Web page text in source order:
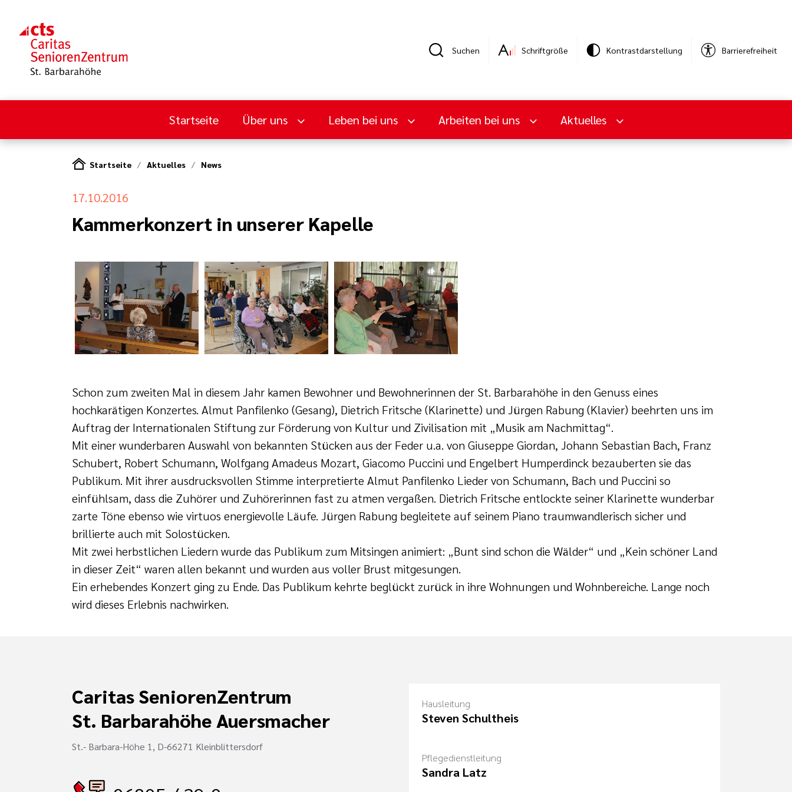
Suchen Schriftgröße Kontrastdarstellung Barrierefreiheit
Startseite Über uns Leben bei uns Arbeiten bei uns Aktuelles
Startseite Aktuelles News
17.10.2016
Kammerkonzert in unserer Kapelle
Schon zum zweiten Mal in diesem Jahr kamen Bewohner und Bewohnerinnen der St. Barbarahöhe in den Genuss eines
hochkarätigen Konzertes. Almut Panfilenko (Gesang), Dietrich Fritsche (Klarinette) und Jürgen Rabung (Klavier) beehrten uns im
Auftrag der Internationalen Stiftung zur Förderung von Kultur und Zivilisation mit „Musik am Nachmittag“.
Mit einer wunderbaren Auswahl von bekannten Stücken aus der Feder u.a. von Giuseppe Giordan, Johann Sebastian Bach, Franz
Schubert, Robert Schumann, Wolfgang Amadeus Mozart, Giacomo Puccini und Engelbert Humperdinck bezauberten sie das
Publikum. Mit ihrer ausdrucksvollen Stimme interpretierte Almut Panfilenko Lieder von Schumann, Bach und Puccini so
einfühlsam, dass die Zuhörer und Zuhörerinnen fast zu atmen vergaßen. Dietrich Fritsche entlockte seiner Klarinette wunderbar
zarte Töne ebenso wie virtuos energievolle Läufe. Jürgen Rabung begleitete auf seinem Piano traumwandlerisch sicher und
brillierte auch mit Solostücken.
Mit zwei herbstlichen Liedern wurde das Publikum zum Mitsingen animiert: „Bunt sind schon die Wälder“ und „Kein schöner Land
in dieser Zeit“ waren allen bekannt und wurden aus voller Brust mitgesungen.
Ein erhebendes Konzert ging zu Ende. Das Publikum kehrte beglückt zurück in ihre Wohnungen und Wohnbereiche. Lange noch
wird dieses Erlebnis nachwirken.
Caritas SeniorenZentrum
St. Barbarahöhe Auersmacher
St.- Barbara-Höhe 1, D-66271 Kleinblittersdorf
Hausleitung
Steven Schultheis
Pflegedienstleitung
Sandra Latz